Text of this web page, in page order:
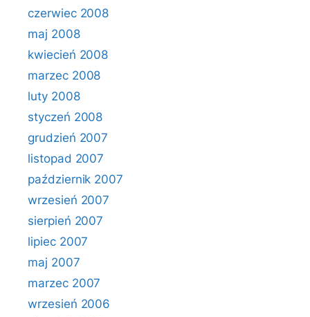
czerwiec 2008
maj 2008
kwiecień 2008
marzec 2008
luty 2008
styczeń 2008
grudzień 2007
listopad 2007
październik 2007
wrzesień 2007
sierpień 2007
lipiec 2007
maj 2007
marzec 2007
wrzesień 2006